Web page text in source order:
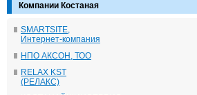
Компании Костаная
SMARTSITE,
Интернет-компания
НПО АКСОН, ТОО
RELAX KST
(РЕЛАКС)